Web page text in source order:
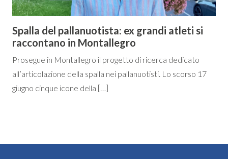
Spalla del pallanuotista: ex grandi atleti si
raccontano in Montallegro
Prosegue in Montallegro il progetto di ricerca dedicato
all’articolazione della spalla nei pallanuotisti. Lo scorso 17
giugno cinque icone della […]